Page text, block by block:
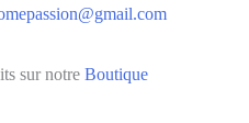
sur notre Boutique